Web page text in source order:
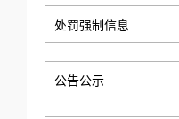
处罚强制信息
公告公示